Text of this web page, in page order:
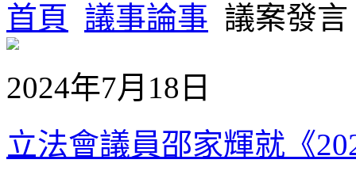
首頁 議事論事 議案發言
2024年7月18日
立法會議員邵家輝就《